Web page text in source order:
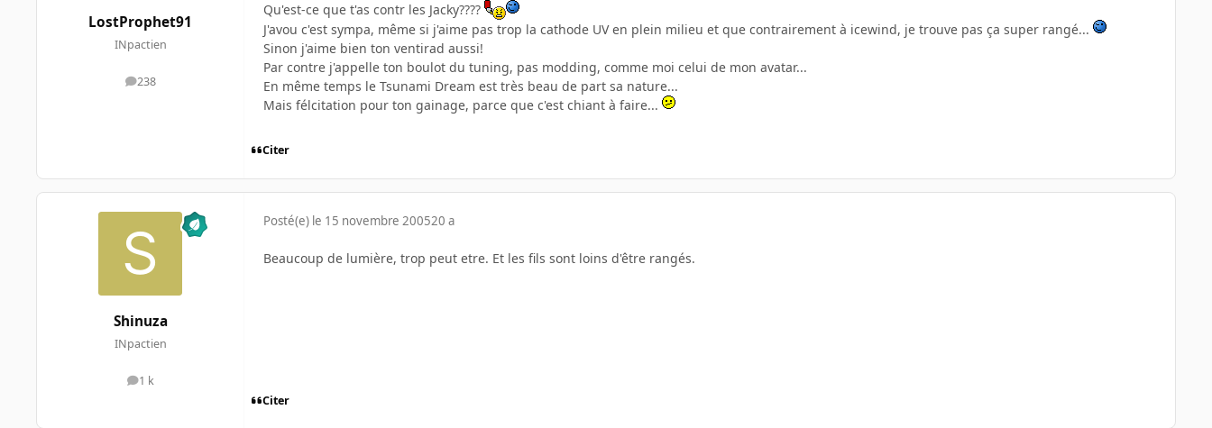
LostProphet91
INpactien
238
messages
Qu'est-ce que t'as contr les Jacky????
J'avou c'est sympa, même si j'aime pas trop la cathode UV en plein milieu et que contrairement à icewind, je trouve pas ça super rangé...
Sinon j'aime bien ton ventirad aussi!
Par contre j'appelle ton boulot du tuning, pas modding, comme moi celui de mon avatar...
En même temps le Tsunami Dream est très beau de part sa nature...
Mais félcitation pour ton gainage, parce que c'est chiant à faire...
Citer
Shinuza
INpactien
1 k
messages
Posté(e) le 15 novembre 200520 a
Beaucoup de lumière, trop peut etre. Et les fils sont loins d'être rangés.
Citer